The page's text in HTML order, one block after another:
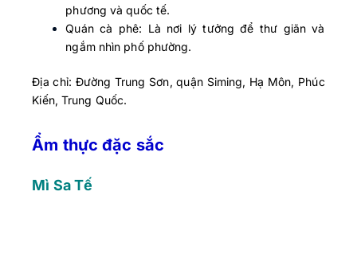
phương và quốc tế.
Quán cà phê: Là nơi lý tưởng để thư giãn và
ngắm nhìn phố phường.
Địa chỉ: Đường Trung Sơn, quận Siming, Hạ Môn, Phúc
Kiến, Trung Quốc.
Ẩm thực đặc sắc
Mì Sa Tế